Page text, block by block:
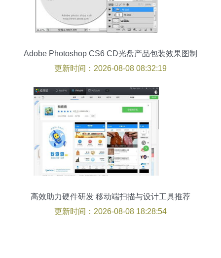
Adobe Photoshop CS6 CD光盘产品包装效果图制
作与硬件研发关联指南
更新时间：2026-08-08 08:32:19
高效助力硬件研发 移动端扫描与设计工具推荐
更新时间：2026-08-08 18:28:54